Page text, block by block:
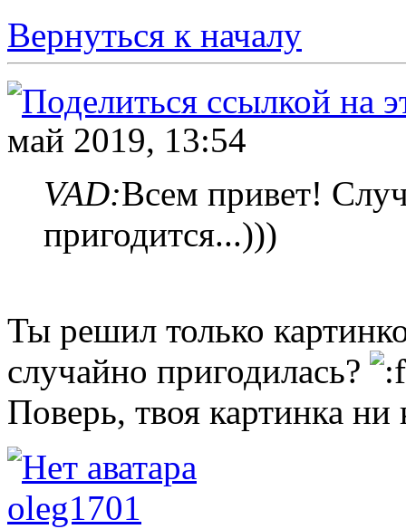
Вернуться к началу
май 2019, 13:54
VAD:Всем привет!
пригодится...)))
Ты решил только
случайно пригодилась?
Поверь, твоя картинка
oleg1701